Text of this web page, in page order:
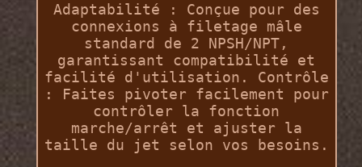
Adaptabilité : Conçue pour des
connexions à filetage mâle
standard de 2 NPSH/NPT,
garantissant compatibilité et
facilité d'utilisation. Contrôle
: Faites pivoter facilement pour
contrôler la fonction
marche/arrêt et ajuster la
taille du jet selon vos besoins.